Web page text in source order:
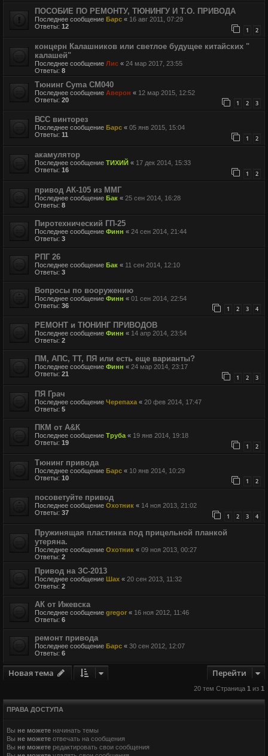
ПОСОБИЕ ПО РЕМОНТУ, ТЮНИНГУ И Т.О. ПРИВОДА
Последнее сообщение Барс « 16 авг 2011, 07:29
Ответы: 12 1 2
концерн Калашников или светлое будущее китайских "
калашей"
Последнее сообщение Лис « 24 мар 2017, 23:55
Ответы: 8
Тюнинг Cyma CM040
Последнее сообщение Аверон « 12 мар 2015, 12:52
Ответы: 20 1 2 3
ВСС винторез
Последнее сообщение Барс « 05 янв 2015, 15:04
Ответы: 11 1 2
акамулятор
Последнее сообщение ТИХИЙ « 17 дек 2014, 15:33
Ответы: 16 1 2
привод АК-105 из ММГ
Последнее сообщение Бак « 25 сен 2014, 16:28
Ответы: 8
Пиротехнический ГП-25
Последнее сообщение Финн « 24 сен 2014, 21:44
Ответы: 3
РПГ 26
Последнее сообщение Бак « 11 сен 2014, 12:10
Ответы: 3
Вопросы по вооружению
Последнее сообщение Финн « 01 сен 2014, 22:54
Ответы: 36 1 2 3 4
РЕМОНТ и ТЮНИНГ ПРИВОДОВ
Последнее сообщение Финн « 14 апр 2014, 23:54
Ответы: 2
ПМ, АПС, ТТ, ПЯ или есть еще варианты?
Последнее сообщение Финн « 24 мар 2014, 23:17
Ответы: 21 1 2 3
ПЯ Грач
Последнее сообщение Черепаха « 20 фев 2014, 17:47
Ответы: 5
ПКМ от А&К
Последнее сообщение Труба « 19 янв 2014, 19:18
Ответы: 19 1 2
Тюнинг привода
Последнее сообщение Барс « 10 янв 2014, 10:29
Ответы: 10 1 2
посоветуйте привод
Последнее сообщение Охотник « 14 ноя 2013, 21:02
Ответы: 37 1 2 3 4
Пружинящая пластинка под прицельной планкой
утеряна.
Последнее сообщение Охотник « 09 ноя 2013, 00:27
Ответы: 2
Привод на ЗС-2013
Последнее сообщение Шах « 20 сен 2013, 11:32
Ответы: 2
АК от Ижевска
Последнее сообщение gregor « 16 ноя 2012, 11:46
Ответы: 6
ремонт привода
Последнее сообщение Барс « 30 сен 2012, 12:07
Ответы: 6
Новая тема Перейти
20 тем Страница 1 из 1
ПРАВА ДОСТУПА
Вы не можете начинать темы
Вы не можете отвечать на сообщения
Вы не можете редактировать свои сообщения